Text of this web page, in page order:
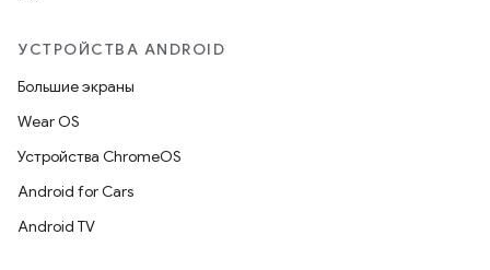
УСТРОЙСТВА ANDROID
Большие экраны
Wear OS
Устройства ChromeOS
Android for Cars
Android TV